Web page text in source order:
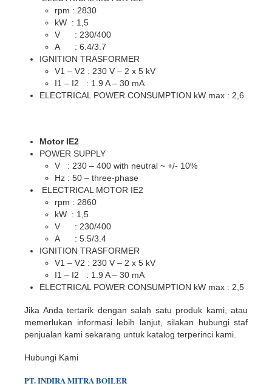
rpm : 2830
kW : 1,5
V : 230/400
A : 6.4/3.7
IGNITION TRASFORMER
V1 – V2 : 230 V – 2 x 5 kV
I1 – I2 : 1.9 A – 30 mA
ELECTRICAL POWER CONSUMPTION kW max : 2,6
Motor IE2
POWER SUPPLY
V : 230 – 400 with neutral ~ +/- 10%
Hz : 50 – three-phase
ELECTRICAL MOTOR IE2
rpm : 2860
kW : 1,5
V : 230/400
A : 5.5/3.4
IGNITION TRASFORMER
V1 – V2 : 230 V – 2 x 5 kV
I1 – I2 : 1.9 A – 30 mA
ELECTRICAL POWER CONSUMPTION kW max : 2,5
Jika Anda tertarik dengan salah satu produk kami, atau
memerlukan informasi lebih lanjut, silakan hubungi staf
penjualan kami sekarang untuk katalog terperinci kami.
Hubungi Kami
PT.INDIRA MITRA BOILER